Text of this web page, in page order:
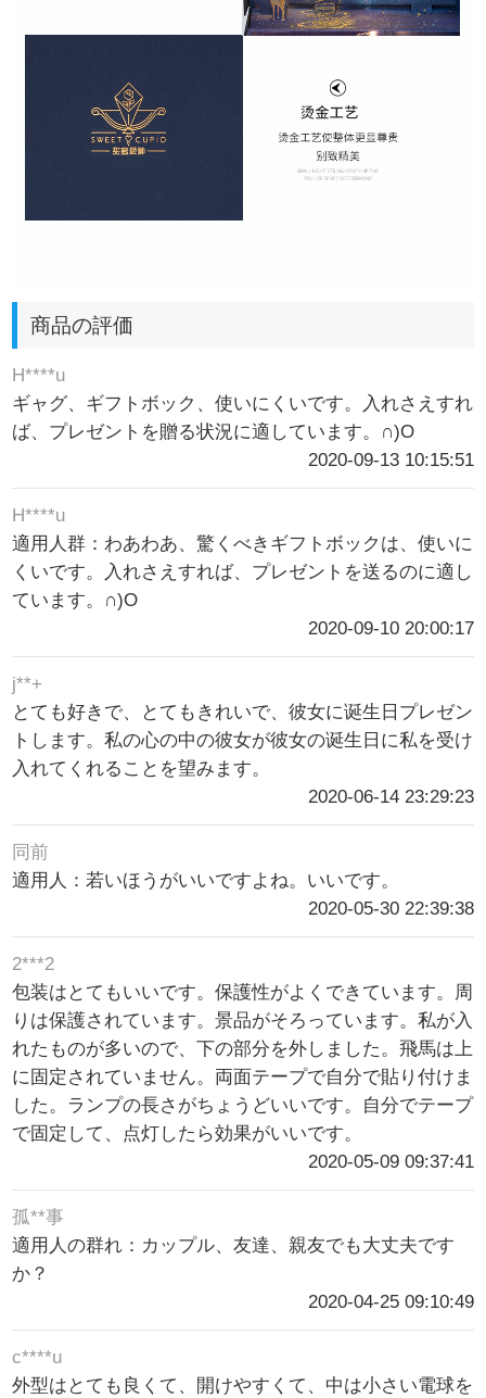
商品の評価
H****u
ギャグ、ギフトボック、使いにくいです。入れさえすれ
ば、プレゼントを贈る状況に適しています。∩)O
2020-09-13 10:15:51
H****u
適用人群：わあわあ、驚くべきギフトボックは、使いに
くいです。入れさえすれば、プレゼントを送るのに適し
ています。∩)O
2020-09-10 20:00:17
j**+
とても好きで、とてもきれいで、彼女に诞生日プレゼン
トします。私の心の中の彼女が彼女の诞生日に私を受け
入れてくれることを望みます。
2020-06-14 23:29:23
同前
適用人：若いほうがいいですよね。いいです。
2020-05-30 22:39:38
2***2
包装はとてもいいです。保護性がよくできています。周
りは保護されています。景品がそろっています。私が入
れたものが多いので、下の部分を外しました。飛馬は上
に固定されていません。両面テープで自分で貼り付けま
した。ランプの長さがちょうどいいです。自分でテープ
で固定して、点灯したら効果がいいです。
2020-05-09 09:37:41
孤**事
適用人の群れ：カップル、友達、親友でも大丈夫です
か？
2020-04-25 09:10:49
c****u
外型はとても良くて、開けやすくて、中は小さい電球を